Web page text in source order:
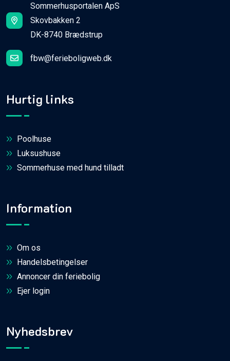
Sommerhusportalen ApS
Skovbakken 2
DK-8740 Brædstrup
fbw@ferieboligweb.dk
Hurtig links
Poolhuse
Luksushuse
Sommerhuse med hund tilladt
Information
Om os
Handelsbetingelser
Annoncer din feriebolig
Ejer login
Nyhedsbrev